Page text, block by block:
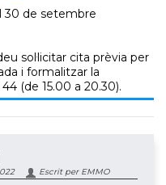
30 de setembre
sol·licitar cita prèvia per
i formalitzar la
(de 15.00 a 20.30).
Escrit per EMMO